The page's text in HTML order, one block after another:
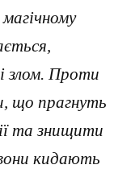
злом. Проти
що прагнуть
та знищити
кидають